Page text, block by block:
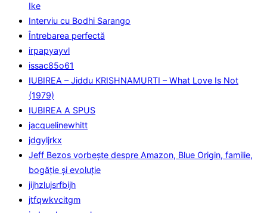
Ike
Interviu cu Bodhi Sarango
Întrebarea perfectă
irpapyayvl
issac85o61
IUBIREA – Jiddu KRISHNAMURTI – What Love Is Not
(1979)
IUBIREA A SPUS
jacquelinewhitt
jdgyljrkx
Jeff Bezos vorbește despre Amazon, Blue Origin, familie,
bogăție și evoluție
jijhzlujsrfbijh
jtfqwkvcitgm